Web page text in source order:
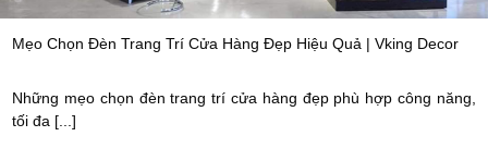
Mẹo Chọn Đèn Trang Trí Cửa Hàng Đẹp Hiệu Quả | Vking Decor
Những mẹo chọn đèn trang trí cửa hàng đẹp phù hợp công năng,
tối đa [...]